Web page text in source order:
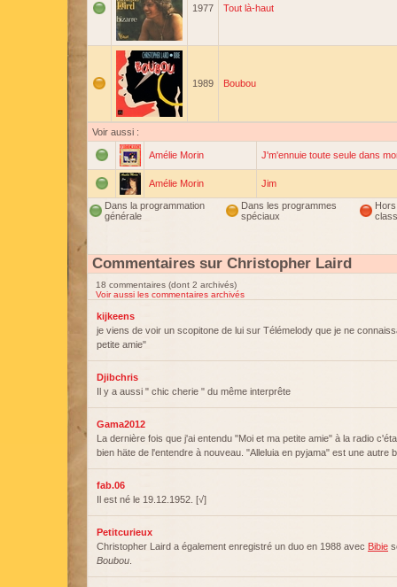
1977 Tout là-haut
1989 Boubou
Voir aussi :
Amélie Morin J'm'ennuie toute seule dans
Amélie Morin Jim
Dans la programmation
générale
Dans les programmes
spéciaux
Hors
Commentaires sur Christopher Laird
18 commentaires (dont 2 archivés)
Voir aussi les commentaires archivés
kijkeens
je viens de voir un scopitone de lui sur Télémelody que je ne
petite amie"
Djibchris
Il y a aussi " chic cherie " du même interprête
Gama2012
La dernière fois que j'ai entendu "Moi et ma petite amie" à la radio
bien häte de l'entendre à nouveau. "Alleluia en pyjama" est une autre
fab.06
Il est né le 19.12.1952. [√]
Petitcurieux
Christopher Laird a également enregistré un duo en 1988 avec Bibie
Boubou